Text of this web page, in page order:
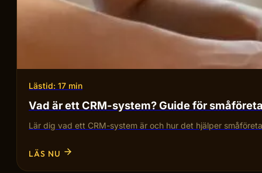
Lästid: 17 min
Vad är ett CRM-system? Guide för
Lär dig vad ett CRM-system är och hur det hjälper
LÄS NU